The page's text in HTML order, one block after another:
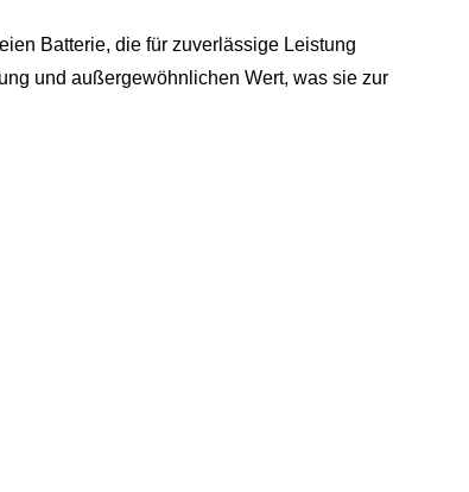
Batterie, die für zuverlässige Leistung
und außergewöhnlichen Wert, was sie zur